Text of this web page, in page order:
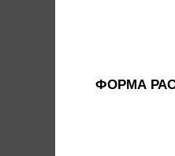
ФОРМА